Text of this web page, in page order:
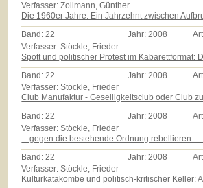
Verfasser: Zollmann, Günther
Die 1960er Jahre: Ein Jahrzehnt zwischen
Band:22 Jahr:2008
Verfasser: Stöckle, Frieder
Spott und politischer Protest im Kabarettformat:
Band:22 Jahr:2008
Verfasser: Stöckle, Frieder
Club Manufaktur - Geselligkeitsclub oder Club
Band:22 Jahr:2008
Verfasser: Stöckle, Frieder
... gegen die bestehende Ordnung rebellieren ...:
Band: 22 Jahr: 2008
Verfasser: Stöckle, Frieder
Kulturkatakombe und politisch-kritischer Keller: